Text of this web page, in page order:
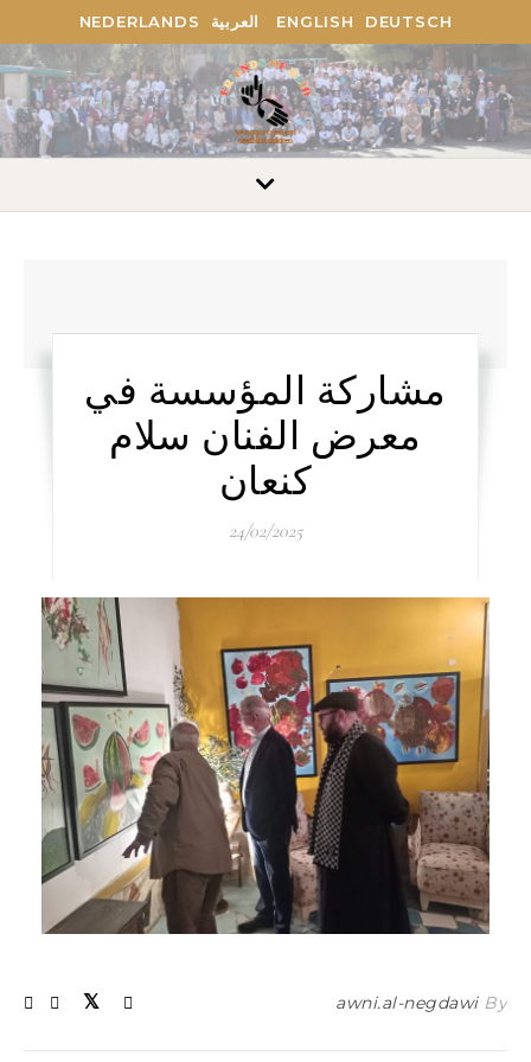
DEUTSCH
ENGLISH العربية NEDERLANDS
مشاركة المؤسسة في
معرض الفنان سلام
كنعان
24/02/2025
By
awni.al-negdawi